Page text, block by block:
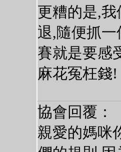
更糟的是,
退,隨便抓
賽就是要感
麻花冤枉錢!
協會回覆：
親愛的媽咪